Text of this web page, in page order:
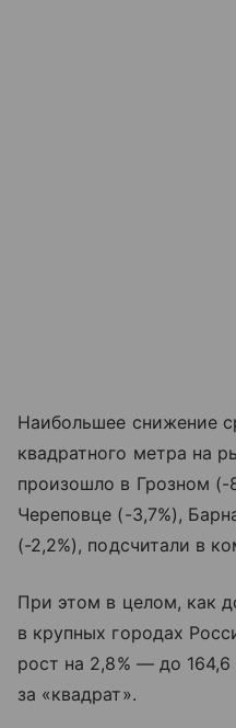
Наибольшее снижение
квадратного метра на
произошло в Грозном (-
Череповце (-3,7%),
(-2,2%), подсчитали в
При этом в целом, как
в крупных городах
рост на 2,8% — до
за «квадрат».